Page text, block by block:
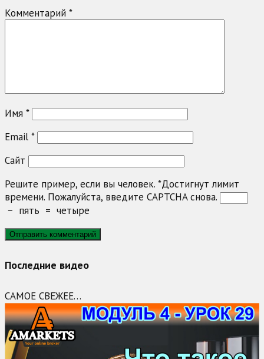
Комментарий *
Имя *
Email *
Сайт
Решите пример, если вы человек. *Достигнут лимит
времени. Пожалуйста, введите CAPTCHA снова.
− пять = четыре
Последние видео
САМОЕ СВЕЖЕЕ…